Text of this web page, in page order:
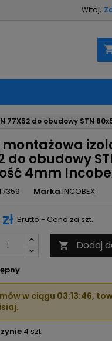
Witaj,
77X52 do obudowy STN
montażowa
do obudowy
4mm
Marka INCOBEX
Brutto - Cena za szt.
 Dodaj
w ciągu 03:13:45,
4 szt.